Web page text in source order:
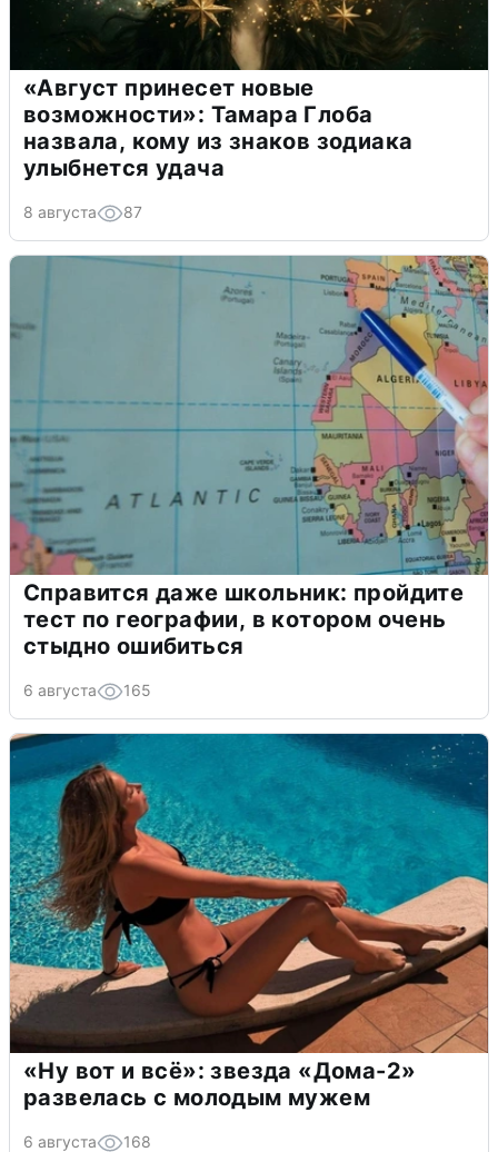
«Август принесет новые
возможности»: Тамара Глоба
назвала, кому из знаков зодиака
улыбнется удача
8 августа 87
Справится даже школьник: пройдите
тест по географии, в котором очень
стыдно ошибиться
6 августа 165
«Ну вот и всё»: звезда «Дома-2»
развелась с молодым мужем
6 августа 168